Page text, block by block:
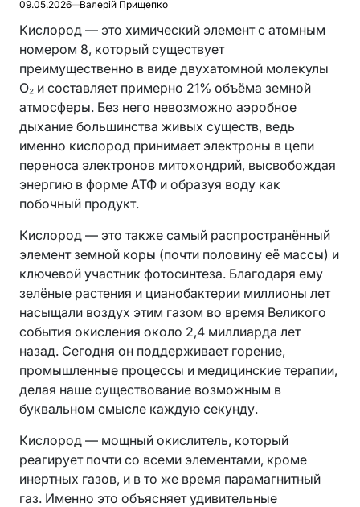
09.05.2026 Валерій Прищепко
Кислород — это химический элемент с атомным
номером 8, который существует
преимущественно в виде двухатомной молекулы
O₂ и составляет примерно 21% объёма земной
атмосферы. Без него невозможно аэробное
дыхание большинства живых существ, ведь
именно кислород принимает электроны в цепи
переноса электронов митохондрий, высвобождая
энергию в форме АТФ и образуя воду как
побочный продукт.
Кислород — это также самый распространённый
элемент земной коры (почти половину её массы) и
ключевой участник фотосинтеза. Благодаря ему
зелёные растения и цианобактерии миллионы лет
насыщали воздух этим газом во время Великого
события окисления около 2,4 миллиарда лет
назад. Сегодня он поддерживает горение,
промышленные процессы и медицинские терапии,
делая наше существование возможным в
буквальном смысле каждую секунду.
Кислород — мощный окислитель, который
реагирует почти со всеми элементами, кроме
инертных газов, и в то же время парамагнитный
газ. Именно это объясняет удивительные